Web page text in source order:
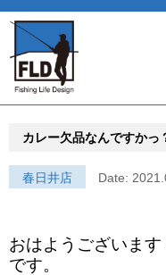
カレー欠品なんですかっ
春日井店 Date:
おはようございま
です。